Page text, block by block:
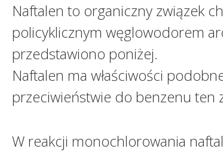
Naftalen to organiczny związek
policyklicznym węglowodorem
przedstawiono poniżej.
Naftalen ma właściwości
przeciwieństwie do benzenu ten
W reakcji monochlorowania